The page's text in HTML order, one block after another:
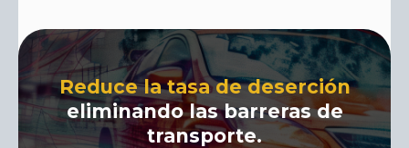
Reduce la tasa de deserción
eliminando las barreras de
transporte.